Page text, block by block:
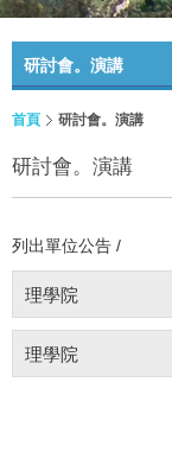
研討會。演講
首頁 研討會。演講
研討會。演講
列出單位公告 /
理學院
理學院